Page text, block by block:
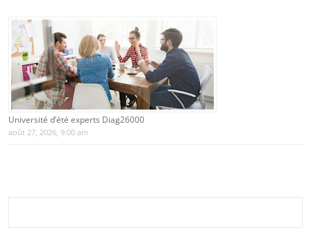
Université d’été experts Diag26000
août 27, 2026, 9:00 am